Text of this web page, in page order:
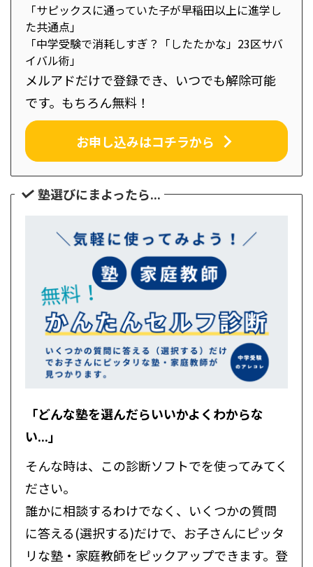
「サピックスに通っていた子が早稲田以上に進学し
た共通点」
「中学受験で消耗しすぎ？「したたかな」23区サバ
イバル術」
メルアドだけで登録でき、いつでも解除可能
です。もちろん無料！
お申し込みはコチラから
塾選びにまよったら...
「どんな塾を選んだらいいかよくわからな
い...」
そんな時は、この診断ソフトでを使ってみてく
ださい。
誰かに相談するわけでなく、いくつかの質問
に答える(選択する)だけで、お子さんにピッタ
リな塾・家庭教師をピックアップできます。登